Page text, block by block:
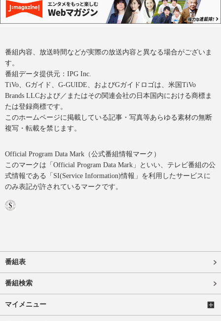
番組内容、放送時間などが実際の放送内容と異なる場合がございま
す。
番組データ提供元：IPG Inc.
TiVo、Gガイド、G-GUIDE、およびGガイドロゴは、米国TiVo
Brands LLCおよび／またはその関連会社の日本国内における商標ま
たは登録商標です。
このホームページに掲載している記事・写真等あらゆる素材の無断
複写・転載を禁じます。
Official Program Data Mark（公式番組情報マーク）
このマークは「Official Program Data Mark」といい、テレビ番組の公
式情報である「SI(Service Information)情報」を利用したサービスに
のみ表記が許されているマークです。
番組表
番組検索
マイメニュー